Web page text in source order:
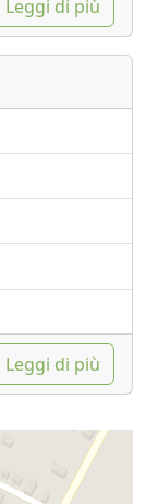
Leggi di più
Leggi di più